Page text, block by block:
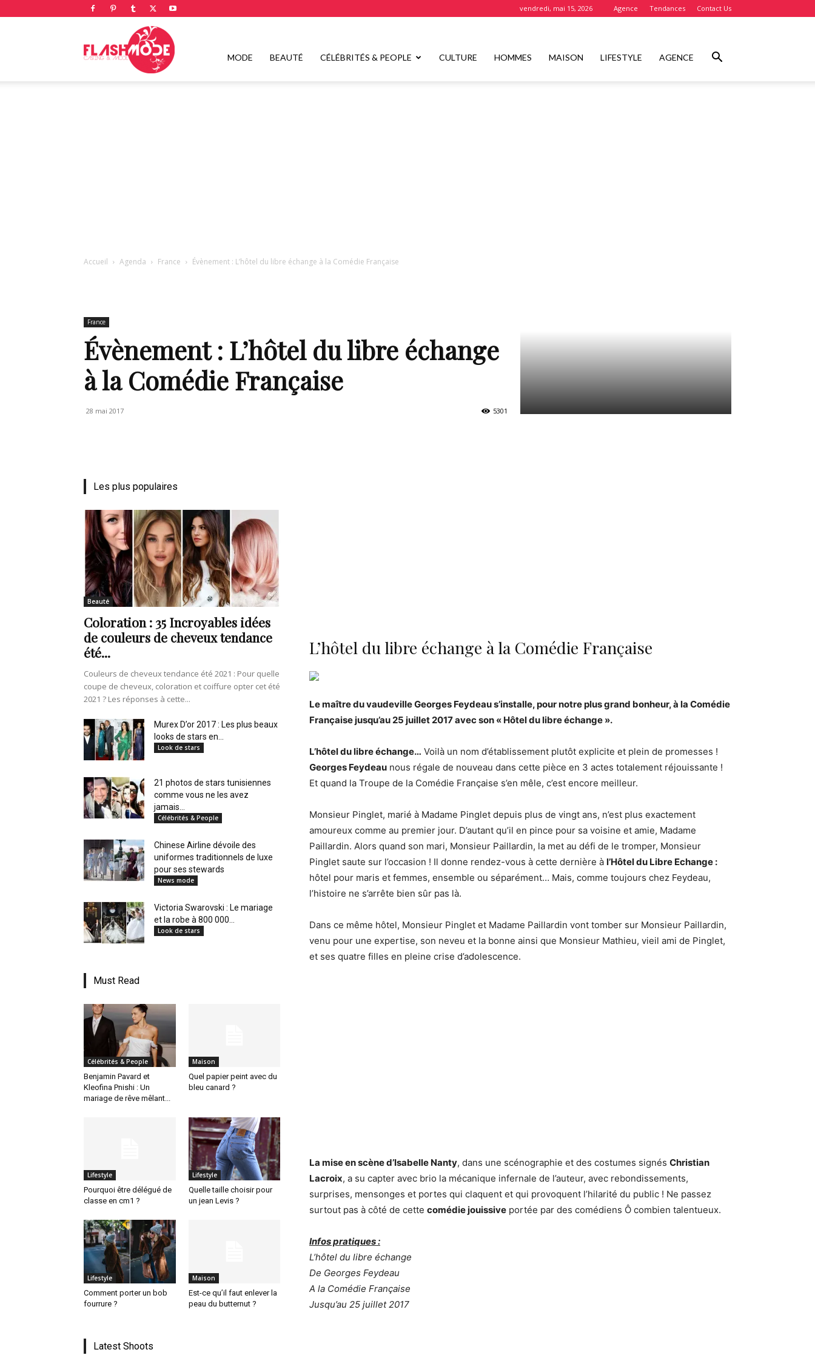
vendredi, mai 15, 2026 Agence Tendances Contact Us
Flashmode
mode
de
vie
Numéro
un
en
Tunisie
au
Maghreb
MODE BEAUTÉ CÉLÉBRITÉS & PEOPLE CULTURE HOMMES MAISON LIFESTYLE AGENCE
Accueil Agenda France Évènement : L’hôtel du libre échange à la Comédie Française
France
Évènement : L’hôtel du libre échange
à la Comédie Française
28 mai 2017 5301
L’hôtel du libre échange à la Comédie Française
Le maître du vaudeville Georges Feydeau s’installe, pour notre plus grand bonheur, à la Comédie
Française jusqu’au 25 juillet 2017 avec son « Hôtel du libre échange ».
L’hôtel du libre échange… Voilà un nom d’établissement plutôt explicite et plein de promesses !
Georges Feydeau nous régale de nouveau dans cette pièce en 3 actes totalement réjouissante !
Et quand la Troupe de la Comédie Française s’en mêle, c’est encore meilleur.
Monsieur Pinglet, marié à Madame Pinglet depuis plus de vingt ans, n’est plus exactement
amoureux comme au premier jour. D’autant qu’il en pince pour sa voisine et amie, Madame
Paillardin. Alors quand son mari, Monsieur Paillardin, la met au défi de le tromper, Monsieur
Pinglet saute sur l’occasion ! Il donne rendez-vous à cette dernière à l’Hôtel du Libre Echange :
hôtel pour maris et femmes, ensemble ou séparément… Mais, comme toujours chez Feydeau,
l’histoire ne s’arrête bien sûr pas là.
Dans ce même hôtel, Monsieur Pinglet et Madame Paillardin vont tomber sur Monsieur Paillardin,
venu pour une expertise, son neveu et la bonne ainsi que Monsieur Mathieu, vieil ami de Pinglet,
et ses quatre filles en pleine crise d’adolescence.
La mise en scène d’Isabelle Nanty, dans une scénographie et des costumes signés Christian
Lacroix, a su capter avec brio la mécanique infernale de l’auteur, avec rebondissements,
surprises, mensonges et portes qui claquent et qui provoquent l’hilarité du public ! Ne passez
surtout pas à côté de cette comédie jouissive portée par des comédiens Ô combien talentueux.
Infos pratiques :
L’hôtel du libre échange
De Georges Feydeau
A la Comédie Française
Jusqu’au 25 juillet 2017
Les plus populaires
Beauté
Coloration : 35 Incroyables idées
de couleurs de cheveux tendance
été...
Couleurs de cheveux tendance été 2021 : Pour quelle
coupe de cheveux, coloration et coiffure opter cet été
2021 ? Les réponses à cette...
Murex D’or 2017 : Les plus beaux
looks de stars en...
Look de stars
21 photos de stars tunisiennes
comme vous ne les avez
jamais...
Célébrités & People
Chinese Airline dévoile des
uniformes traditionnels de luxe
pour ses stewards
News mode
Victoria Swarovski : Le mariage
et la robe à 800 000...
Look de stars
Must Read
Célébrités & People
Benjamin Pavard et
Kleofina Pnishi : Un
mariage de rêve mêlant...
Maison
Quel papier peint avec du
bleu canard ?
Lifestyle
Pourquoi être délégué de
classe en cm1 ?
Lifestyle
Quelle taille choisir pour
un jean Levis ?
Lifestyle
Comment porter un bob
fourrure ?
Maison
Est-ce qu’il faut enlever la
peau du butternut ?
Latest Shoots